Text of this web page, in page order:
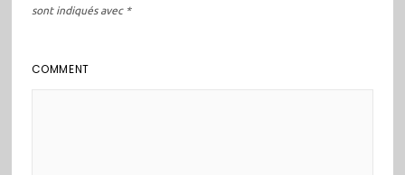
sont indiqués avec *
COMMENT